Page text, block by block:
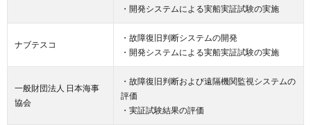
・開発システムによる実船実証試験の実施
ナブテスコ
・故障復旧判断システムの開発
・開発システムによる実船実証試験の実施
一般財団法人 日本海事
協会
・故障復旧判断および遠隔機関監視システムの
評価
・実証試験結果の評価